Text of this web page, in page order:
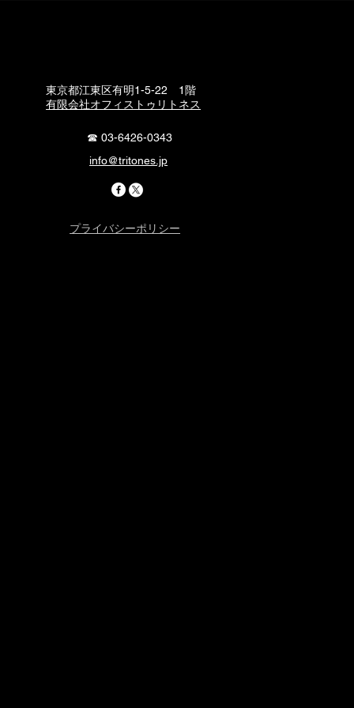
東京都江東区有明1-5-22 1階
​有限会社オフィストゥリトネス
​☎ 03-6426-0343
info@tritones.jp
プライバシーポリシー